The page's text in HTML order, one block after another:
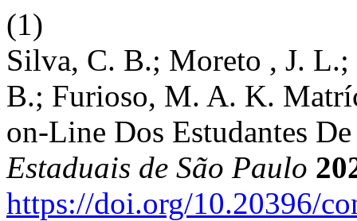
(1)
Silva, C. B.; Moreto , J. L.;
B.; Furioso, M. A. K.
on-Line Dos Estudantes
Estaduais de São Paulo
https://doi.org/10.20396/